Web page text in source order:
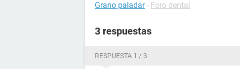
Grano paladar - Foro dental
3 respuestas
RESPUESTA 1 / 3